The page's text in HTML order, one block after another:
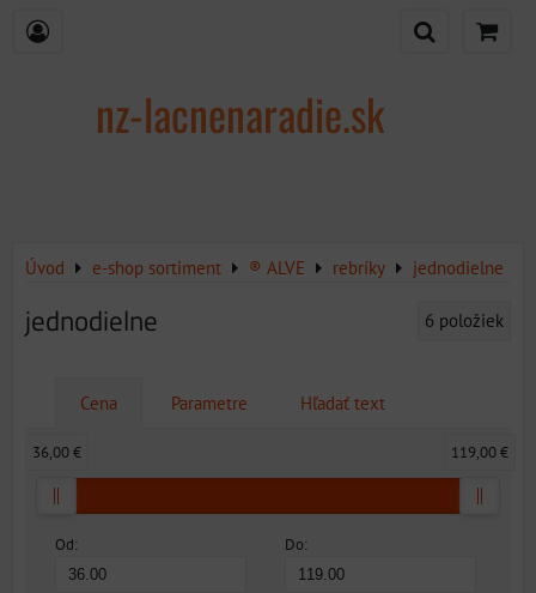
nz-lacnenaradie.sk
Úvod e-shop sortiment ® ALVE rebríky jednodielne
jednodielne 6 položiek
Cena Parametre Hľadať text
Od: Do:
36,00 € 119,00 €